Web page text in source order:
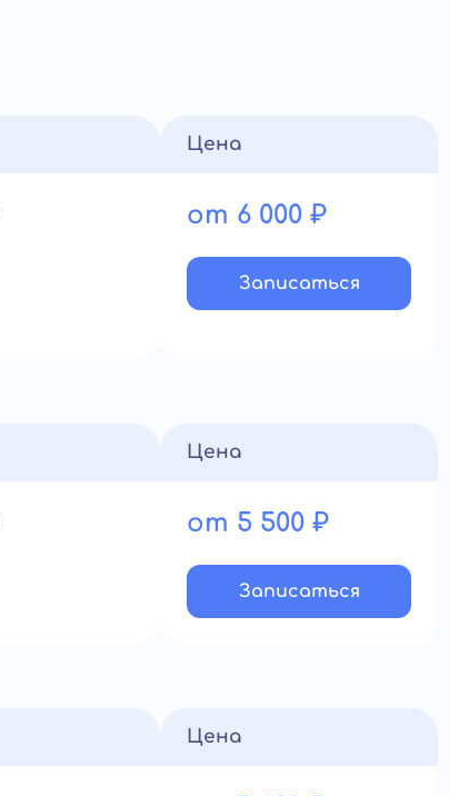
Цена
от 6 000 ₽
Записатьcя
Цена
от 5 500 ₽
Записатьcя
Цена